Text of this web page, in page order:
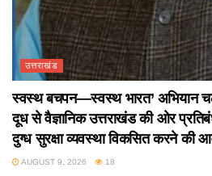
उत्तराखंड
स्वस्थ बचपन—स्वस्थ भारत’ अभियान
दूध से वैज्ञानिक उत्तराखंड की ओर
दुग्ध सुरक्षा व्यवस्था विकसित करने की
AUGUST 9, 2026 18